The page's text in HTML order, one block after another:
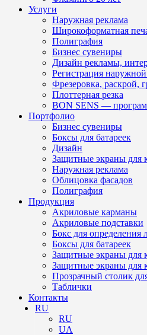
Услуги
Наружная реклама
Широкоформатная
Полиграфия
Бизнес сувениры
Дизайн рекламы,
Регистрация
Фрезеровка, раскрой,
Плоттерная резка
BON SENS —
Портфолио
Бизнес сувениры
Боксы для батареек
Дизайн
Защитные экраны для
Наружная реклама
Облицовка фасадов
Полиграфия
Продукция
Акриловые карманы
Акриловые подставки
Бокс для определения
Боксы для батареек
Защитные экраны для
Защитные экраны для
Прозрачный столик
Таблички
Контакты
RU
RU
UA